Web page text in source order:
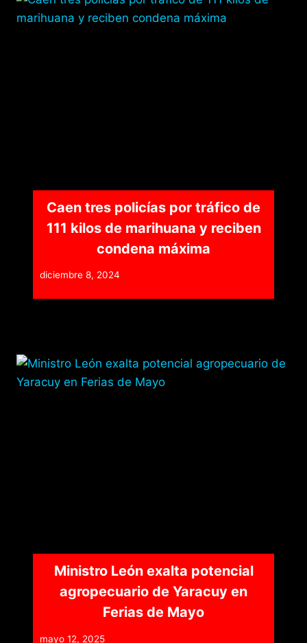
Caen tres policías por tráfico de
111 kilos de marihuana y reciben
condena máxima
diciembre 8, 2024
Ministro León exalta potencial
agropecuario de Yaracuy en
Ferias de Mayo
mayo 12, 2025